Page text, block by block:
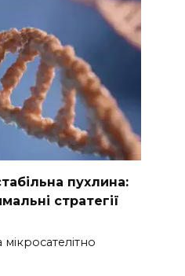
пухлина:
стратегії